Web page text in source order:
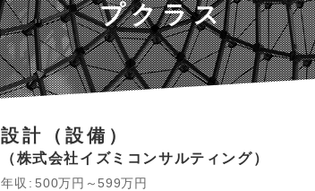
プクラス
設計（設備）
株式会社イズミコンサルティング
年収 500万円～599万円